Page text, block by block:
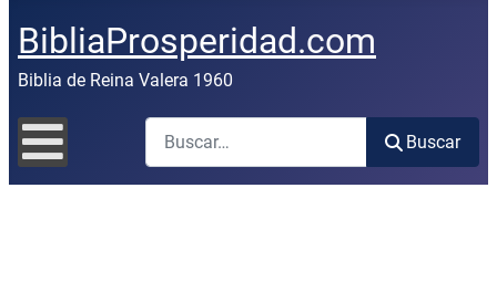
BibliaProsperidad.com
Biblia de Reina Valera 1960
Buscar
Buscar